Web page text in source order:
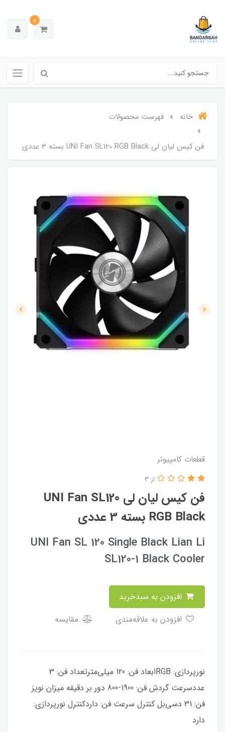
0
خانه فهرست محصولات
فن کیس لیان لی UNI Fan SL120 RGB Black بسته 3 عددی
قطعات کامپیوتر
فن کیس لیان لی UNI Fan SL120
RGB Black بسته 3 عددی
از 3
UNI Fan SL 120 Single Black Lian Li
SL120-1 Black Cooler
مقایسه
نورپردازی: RGBابعاد فن: 120 میلی‌مترتعداد فن: 3
عددسرعت گردش فن: 1900-800 دور بر دقیقه میزان نویز
فن: 31 دسی‌بل کنترل سرعت فن: داردکنترل نورپردازی:
دارد